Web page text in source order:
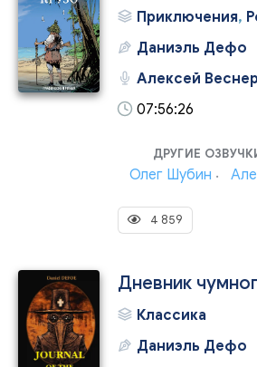
Приключения,
Даниэль Дефо
Алексей Веснер
07:56:26
ДРУГИЕ
Олег Шубин
4 859
Дневник
Классика
Даниэль Дефо